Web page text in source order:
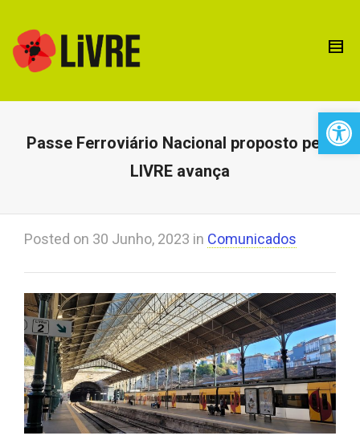
Passe Ferroviário Nacional proposto pelo
LIVRE avança
Posted on 30 Junho, 2023 in Comunicados